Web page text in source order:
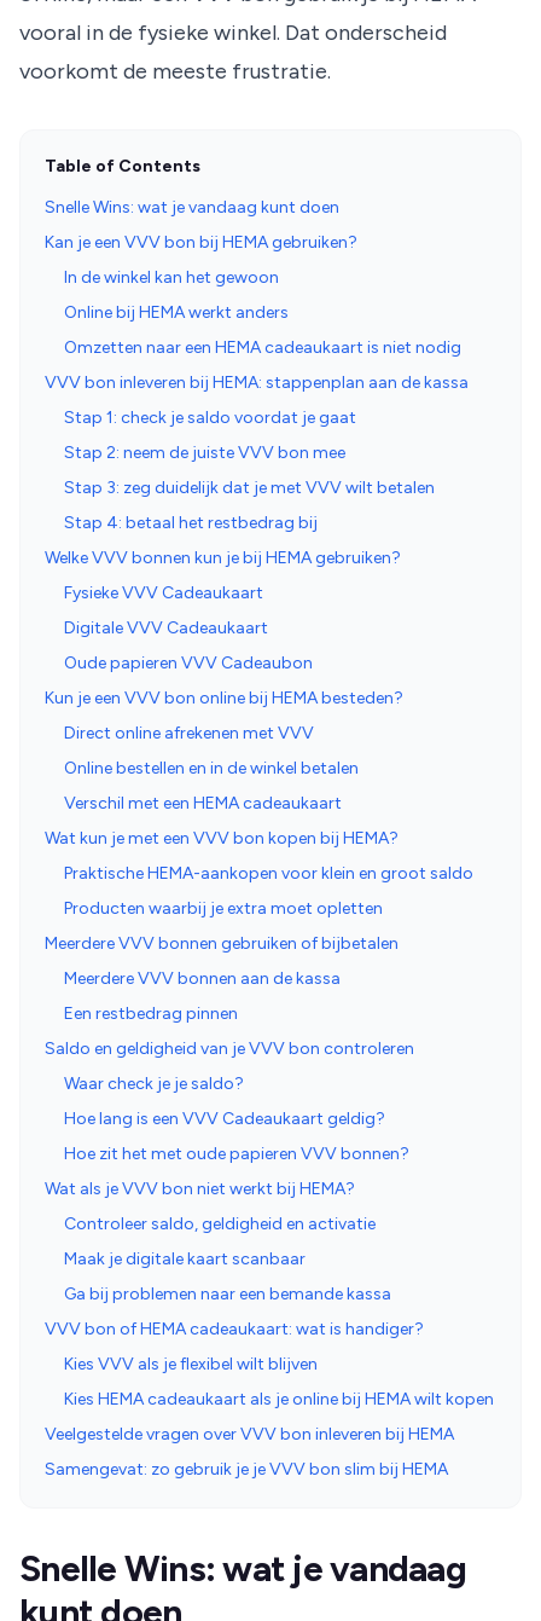
vooral in de fysieke winkel. Dat onderscheid
voorkomt de meeste frustratie.
Table of Contents
Snelle Wins: wat je vandaag kunt doen
Kan je een VVV bon bij HEMA gebruiken?
In de winkel kan het gewoon
Online bij HEMA werkt anders
Omzetten naar een HEMA cadeaukaart is niet nodig
VVV bon inleveren bij HEMA: stappenplan aan de kassa
Stap 1: check je saldo voordat je gaat
Stap 2: neem de juiste VVV bon mee
Stap 3: zeg duidelijk dat je met VVV wilt betalen
Stap 4: betaal het restbedrag bij
Welke VVV bonnen kun je bij HEMA gebruiken?
Fysieke VVV Cadeaukaart
Digitale VVV Cadeaukaart
Oude papieren VVV Cadeaubon
Kun je een VVV bon online bij HEMA besteden?
Direct online afrekenen met VVV
Online bestellen en in de winkel betalen
Verschil met een HEMA cadeaukaart
Wat kun je met een VVV bon kopen bij HEMA?
Praktische HEMA-aankopen voor klein en groot saldo
Producten waarbij je extra moet opletten
Meerdere VVV bonnen gebruiken of bijbetalen
Meerdere VVV bonnen aan de kassa
Een restbedrag pinnen
Saldo en geldigheid van je VVV bon controleren
Waar check je je saldo?
Hoe lang is een VVV Cadeaukaart geldig?
Hoe zit het met oude papieren VVV bonnen?
Wat als je VVV bon niet werkt bij HEMA?
Controleer saldo, geldigheid en activatie
Maak je digitale kaart scanbaar
Ga bij problemen naar een bemande kassa
VVV bon of HEMA cadeaukaart: wat is handiger?
Kies VVV als je flexibel wilt blijven
Kies HEMA cadeaukaart als je online bij HEMA wilt kopen
Veelgestelde vragen over VVV bon inleveren bij HEMA
Samengevat: zo gebruik je je VVV bon slim bij HEMA
Snelle Wins: wat je vandaag